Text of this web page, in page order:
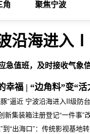
角 聚焦宁波
沿海进入
值班，及时接收气象
”逼近 宁波沿海进入II级防
新集装箱注册登记“一件事”
到“出海口”：传统影视基地